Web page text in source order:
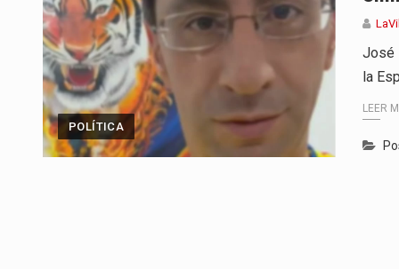
POLÍTICA
José
la
LEER